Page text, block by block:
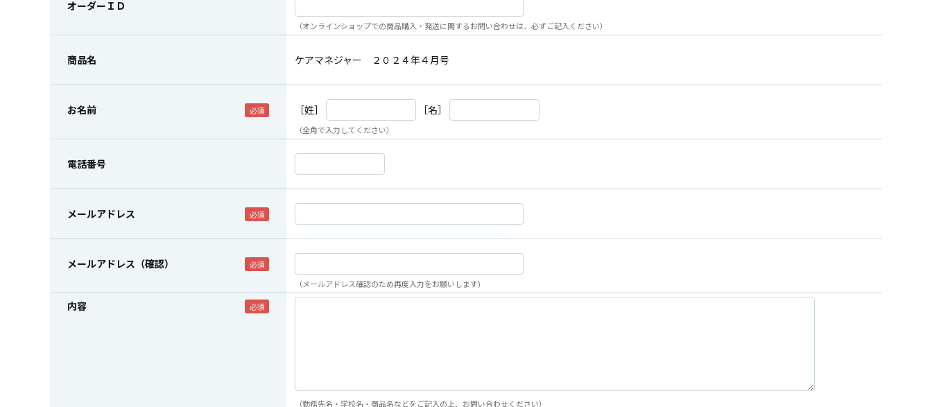
オーダーＩＤ
（オンラインショップでの商品購入・発送に関するお問い合わせは、必ずご記入ください）
商品名 ケアマネジャー ２０２４年４月号
お名前 ［姓］ ［名］
（全角で入力してください）
電話番号
メールアドレス
メールアドレス（確認）
（メールアドレス確認のため再度入力をお願いします)
内容
（勤務先名・学校名・商品名などをご記入の上、お問い合わせください）